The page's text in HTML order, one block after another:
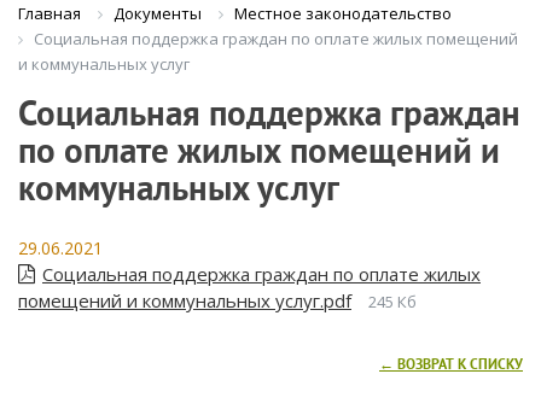
Главная Документы
Местное законодательство
Социальная поддержка граждан по оплате жилых помещений
и коммунальных услуг
Социальная поддержка граждан
по оплате жилых помещений и
коммунальных услуг
29.06.2021
Социальная поддержка граждан по оплате жилых
помещений и коммунальных услуг.pdf
245 Кб
← ВОЗВРАТ К СПИСКУ